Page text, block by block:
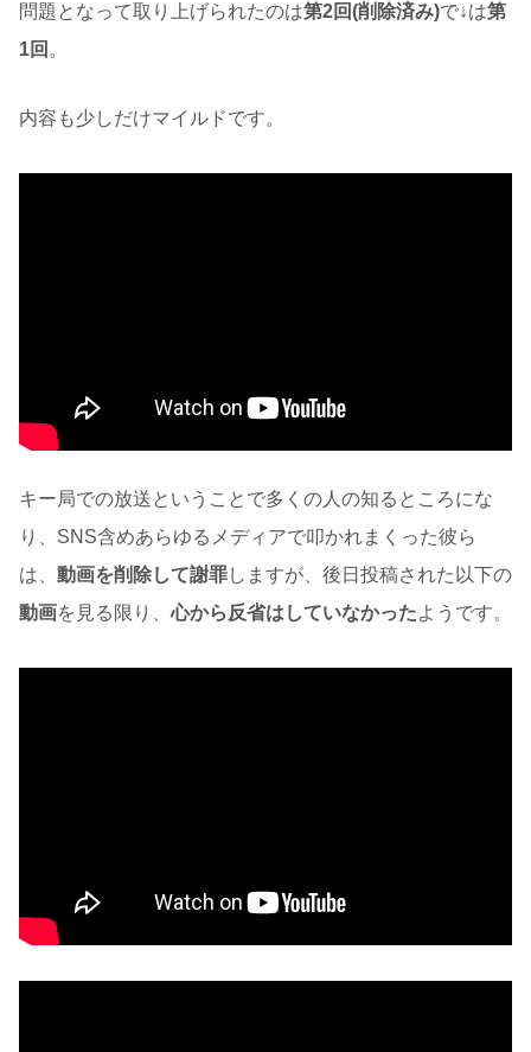
問題となって取り上げられたのは第2回(削除済み)で↓は第
1回 。
内容も少しだけマイルドです。
キー局での放送ということで多くの人の知るところにな
り、SNS含めあらゆるメディアで叩かれまくった彼ら
は、 動画を削除して謝罪しますが、後日投稿された以下の
動画を見る限り、心から反省はしていなかったようです。